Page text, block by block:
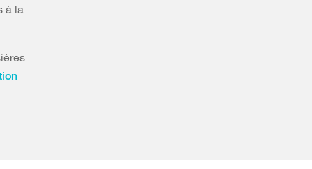
à la